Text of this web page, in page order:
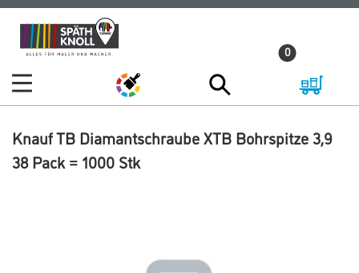
Zum
Inhalt
Zum
Navigationsmenü
0
Knauf TB Diamantschraube XTB Bohrspitze 3,9
38 Pack = 1000 Stk